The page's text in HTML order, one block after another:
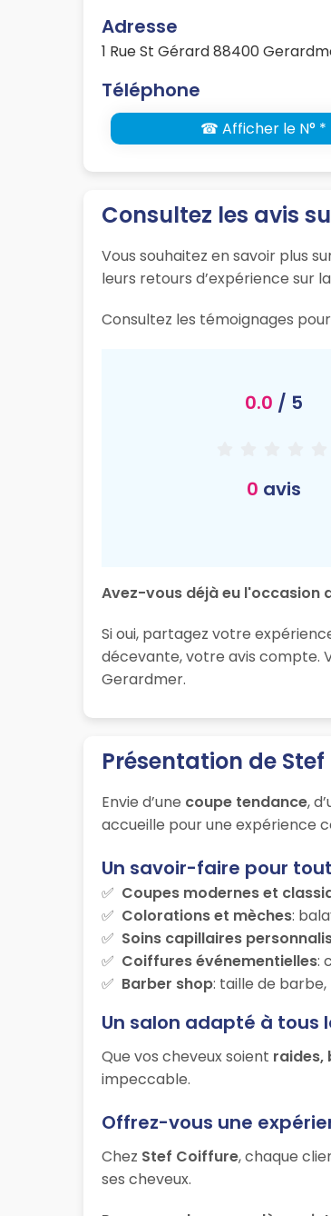
Adresse
1 Rue St Gérard 88400
Téléphone
☎ Afficher le N° *
Consultez les avis
Vous souhaitez en savoir plus
leurs retours d’expérience sur
Consultez les témoignages
0.0 / 5
0 avis
Avez-vous déjà eu l'occasion
Si oui, partagez votre
décevante, votre avis compte.
Gerardmer.
Présentation de
Envie d’une coupe tendance,
accueille pour une expérience
Un savoir-faire pour
Coupes modernes et
Colorations et mèches:
Soins capillaires
Coiffures événementielles:
Barber shop: taille de
Un salon adapté à tous
Que vos cheveux soient raides,
impeccable.
Offrez-vous une
Chez Stef Coiffure, chaque
ses cheveux.